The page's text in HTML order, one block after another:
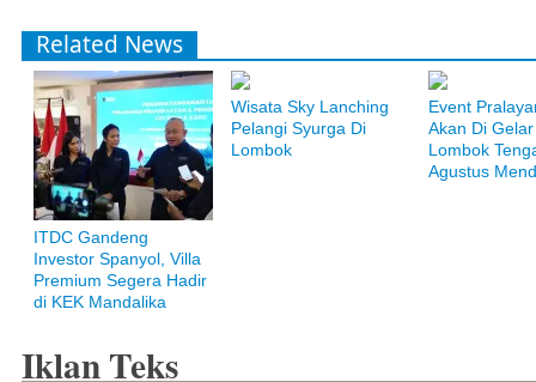
Related News
ITDC Gandeng
Investor Spanyol, Villa
Premium Segera Hadir
di KEK Mandalika
Wisata Sky Lanching
Pelangi Syurga Di
Lombok
Event
Akan Di
Lombok
Agustus
Iklan Teks
Bank Muamalat
Raih ketenangan dengan akses yang luas di Bank Muamalat